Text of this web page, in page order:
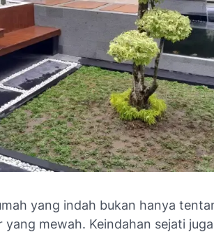
yang indah bukan hanya
mewah. Keindahan sejati